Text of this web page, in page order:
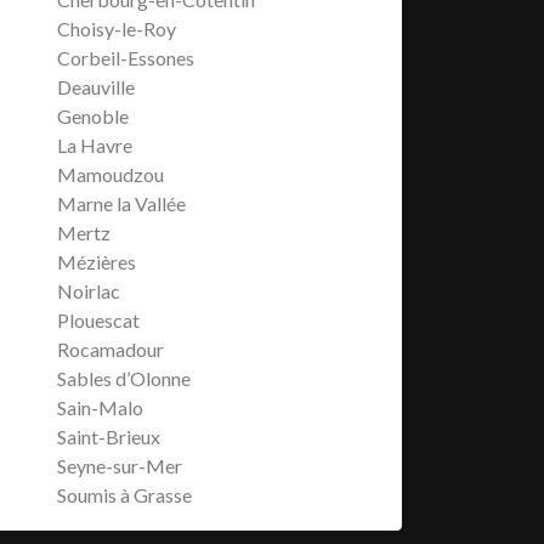
Choisy-le-Roy
Corbeil-Essones
Deauville
Genoble
La Havre
Mamoudzou
Marne la Vallée
Mertz
Mézières
Noirlac
Plouescat
Rocamadour
Sables d’Olonne
Sain-Malo
Saint-Brieux
Seyne-sur-Mer
Soumis à Grasse